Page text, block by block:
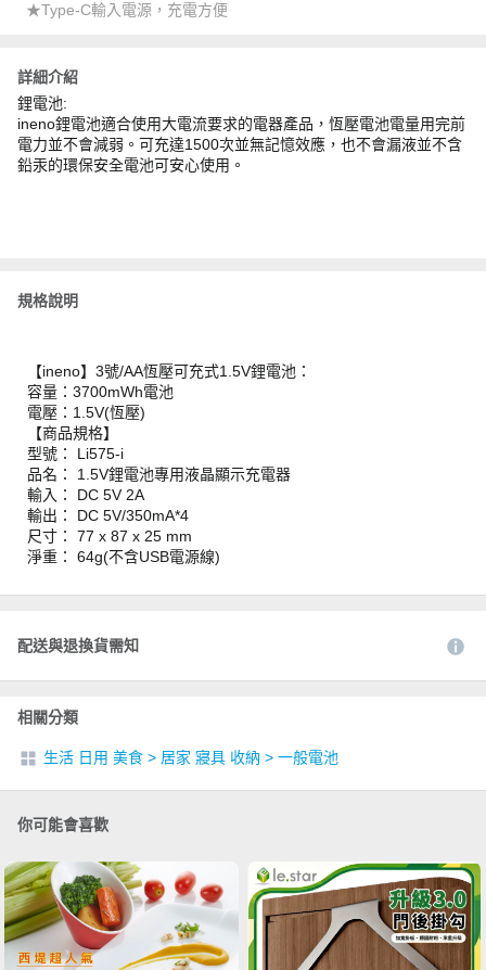
★Type-C輸入電源，充電方便
詳細介紹
鋰電池:
ineno鋰電池適合使用大電流要求的電器產品，恆壓電池電量用完前
電力並不會減弱。可充達1500次並無記憶效應，也不會漏液並不含
鉛汞的環保安全電池可安心使用。
規格說明
【ineno】3號/AA恆壓可充式1.5V鋰電池：
容量：3700mWh電池
電壓：1.5V(恆壓)
【商品規格】
型號： Li575-i
品名： 1.5V鋰電池專用液晶顯示充電器
輸入： DC 5V 2A
輸出： DC 5V/350mA*4
尺寸： 77 x 87 x 25 mm
淨重： 64g(不含USB電源線)
配送與退換貨需知
相關分類
生活 日用 美食 > 居家 寢具 收納 > 一般電池
你可能會喜歡